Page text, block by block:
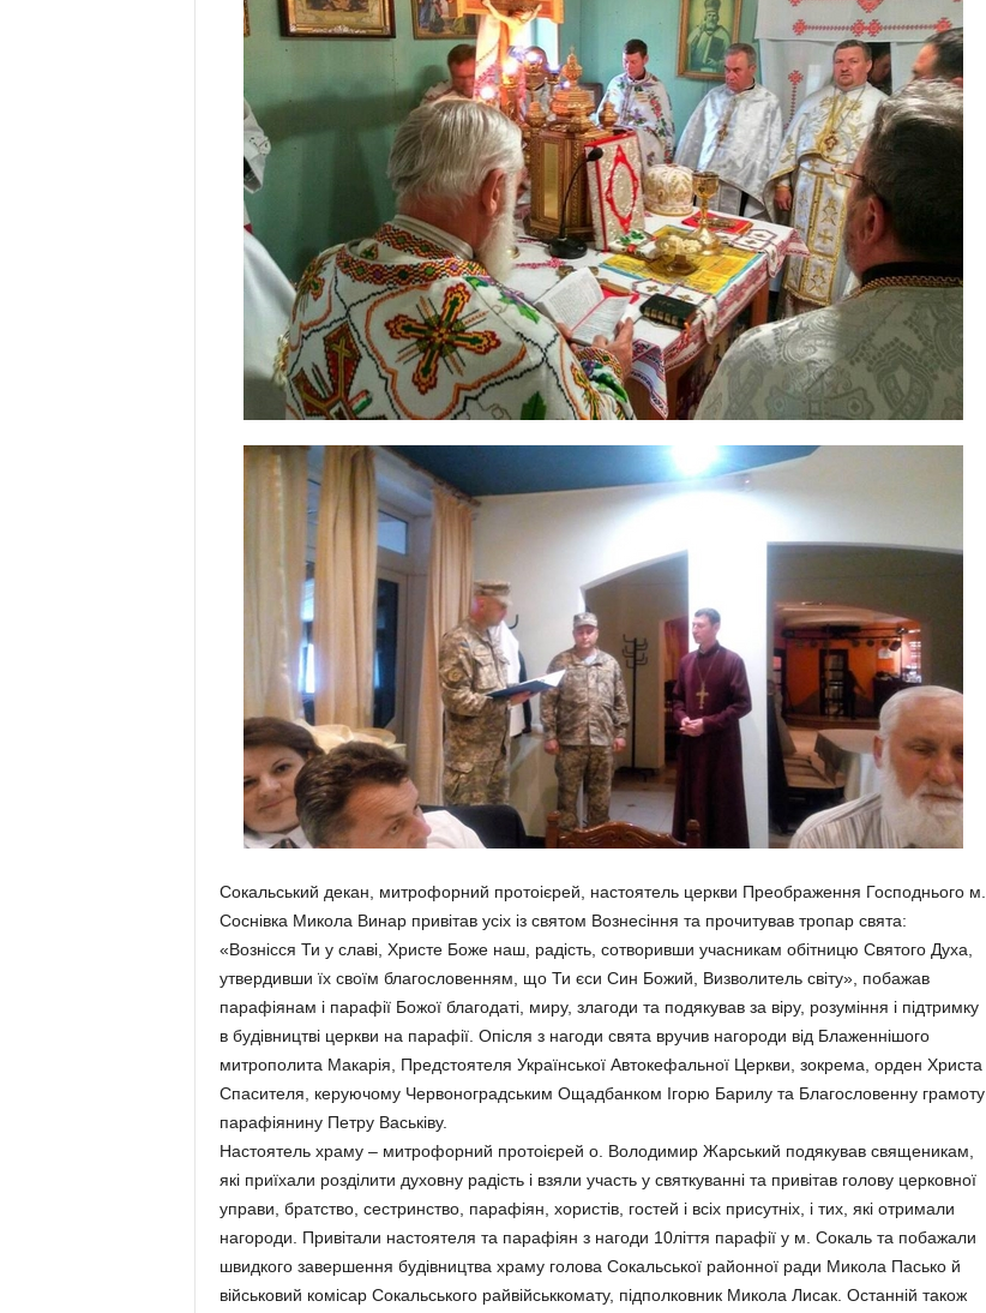
Сокальський декан, митрофорний протоієрей, настоятель церкви Преображення Господнього м.
Соснівка Микола Винар привітав усіх із святом Вознесіння та прочитував тропар свята:
«Вознісся Ти у славі, Христе Боже наш, радість, сотворивши учасникам обітницю Святого Духа,
утвердивши їх своїм благословенням, що Ти єси Син Божий, Визволитель світу», побажав
парафіянам і парафії Божої благодаті, миру, злагоди та подякував за віру, розуміння і підтримку
в будівництві церкви на парафії. Опісля з нагоди свята вручив нагороди від Блаженнішого
митрополита Макарія, Предстоятеля Української Автокефальної Церкви, зокрема, орден Христа
Спасителя, керуючому Червоноградським Ощадбанком Ігорю Барилу та Благословенну грамоту
парафіянину Петру Васьківу.
Настоятель храму – митрофорний протоієрей о. Володимир Жарський подякував священикам,
які приїхали розділити духовну радість і взяли участь у святкуванні та привітав голову церковної
управи, братство, сестринство, парафіян, хористів, гостей і всіх присутніх, і тих, які отримали
нагороди. Привітали настоятеля та парафіян з нагоди 10ліття парафії у м. Сокаль та побажали
швидкого завершення будівництва храму голова Сокальської районної ради Микола Пасько й
військовий комісар Сокальського райвійськкомату, підполковник Микола Лисак. Останній також